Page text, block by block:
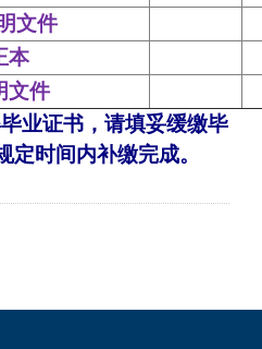
文件
本
文件
业证书，请填妥缓缴毕
定时间内补缴完成。